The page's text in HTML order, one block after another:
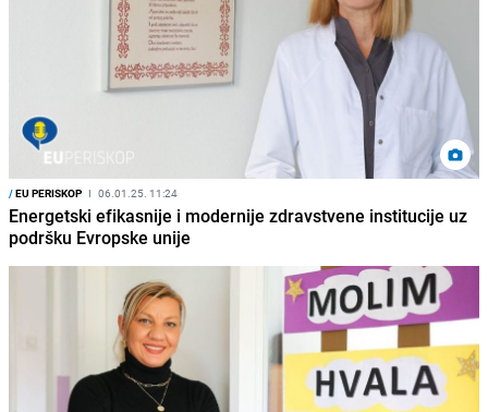
/EU PERISKOP I 06.01.25. 11:24
Energetski efikasnije i modernije zdravstvene institucije uz
podršku Evropske unije